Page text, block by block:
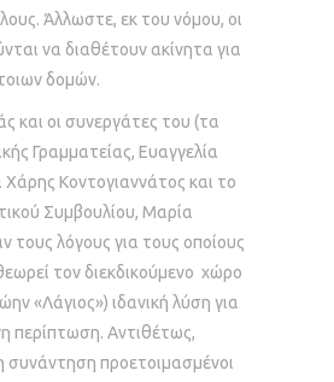
Άλλωστε, εκ του νόμου, οι
να διαθέτουν ακίνητα για
δομών.
και οι συνεργάτες του (τα
Γραμματείας, Ευαγγελία
Κοντογιαννάτος και το
Συμβουλίου, Μαρία
τους λόγους για τους οποίους
τον διεκδικούμενο χώρο
«Λάγιος») ιδανική λύση για
περίπτωση. Αντιθέτως,
προετοιμασμένοι